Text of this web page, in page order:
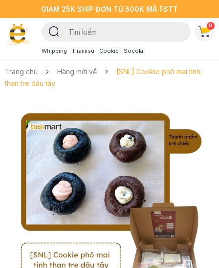
GIẢM 25K SHIP ĐƠN TỪ 500K MÃ FSTT
Whipping Tiramisu Cookie Socola
0
Trang chủ Hàng mới về
[SNL] Cookie phô mai tinh
than tre dâu tây